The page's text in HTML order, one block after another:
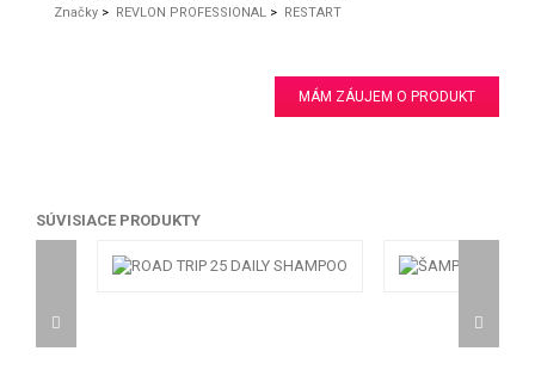
Značky > REVLON PROFESSIONAL > RESTART
MÁM ZÁUJEM O PRODUKT
SÚVISIACE PRODUKTY